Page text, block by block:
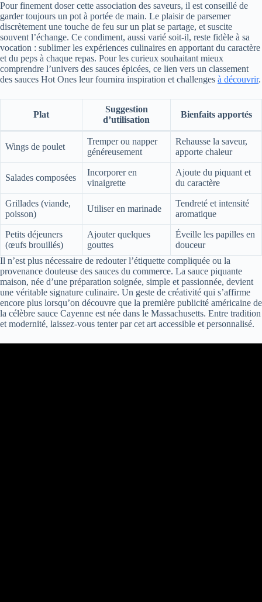
Pour finement doser cette association des saveurs, il est conseillé de
garder toujours un pot à portée de main. Le plaisir de parsemer
discrètement une touche de feu sur un plat se partage, et suscite
souvent l’échange. Ce condiment, aussi varié soit-il, reste fidèle à sa
vocation : sublimer les expériences culinaires en apportant du caractère
et du peps à chaque repas. Pour les curieux souhaitant mieux
comprendre l’univers des sauces épicées, ce lien vers un classement
des sauces Hot Ones leur fournira inspiration et challenges à découvrir.
Plat
Suggestion
d’utilisation
Bienfaits apportés
Wings de poulet
Tremper ou napper
généreusement
Rehausse la saveur,
apporte chaleur
Salades composées
Incorporer en
vinaigrette
Ajoute du piquant et
du caractère
Grillades (viande,
poisson)
Utiliser en marinade
Tendreté et intensité
aromatique
Petits déjeuners
(œufs brouillés)
Ajouter quelques
gouttes
Éveille les papilles en
douceur
Il n’est plus nécessaire de redouter l’étiquette compliquée ou la
provenance douteuse des sauces du commerce. La sauce piquante
maison, née d’une préparation soignée, simple et passionnée, devient
une véritable signature culinaire. Un geste de créativité qui s’affirme
encore plus lorsqu’on découvre que la première publicité américaine de
la célèbre sauce Cayenne est née dans le Massachusetts. Entre tradition
et modernité, laissez-vous tenter par cet art accessible et personnalisé.